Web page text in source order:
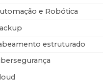
e Robótica
estruturado